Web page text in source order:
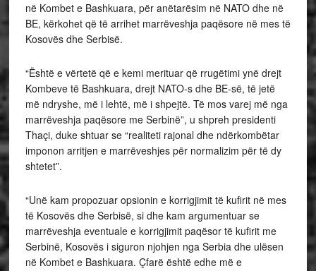
në Kombet e Bashkuara, për anëtarësim në NATO dhe në
BE, kërkohet që të arrihet marrëveshja paqësore në mes të
Kosovës dhe Serbisë.
“Është e vërtetë që e kemi merituar që rrugëtimi ynë drejt
Kombeve të Bashkuara, drejt NATO-s dhe BE-së, të jetë
më ndryshe, më i lehtë, më i shpejtë. Të mos varej më nga
marrëveshja paqësore me Serbinë”, u shpreh presidenti
Thaçi, duke shtuar se “realiteti rajonal dhe ndërkombëtar
imponon arritjen e marrëveshjes për normalizim për të dy
shtetet”.
“Unë kam propozuar opsionin e korrigjimit të kufirit në mes
të Kosovës dhe Serbisë, si dhe kam argumentuar se
marrëveshja eventuale e korrigjimit paqësor të kufirit me
Serbinë, Kosovës i siguron njohjen nga Serbia dhe ulësen
në Kombet e Bashkuara. Çfarë është edhe më e